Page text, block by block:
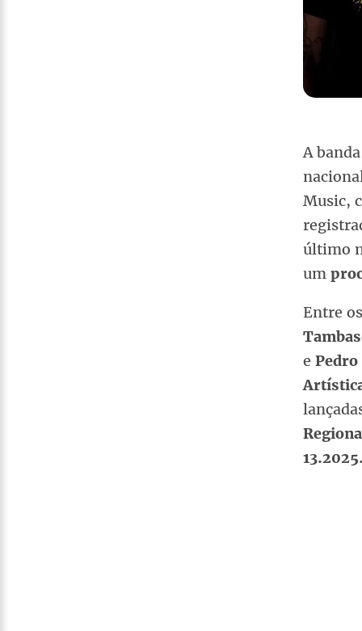
A banda
Music,
último
um
Entre
e Pedro